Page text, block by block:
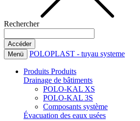
Rechercher
Menü POLOPLAST - tuyau systeme
Produits Produits
Drainage de bâtiments
POLO-KAL XS
POLO-KAL 3S
Composants système
Évacuation des eaux usées